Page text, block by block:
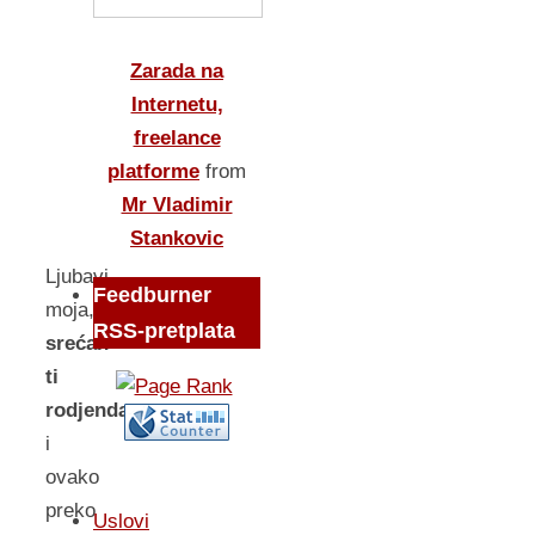
Ljubavi
moja,
srećan
ti
rodjendan
i
ovako
preko
Zarada na
Internetu,
freelance
platforme from
Mr Vladimir
Stankovic
Feedburner
RSS-pretplata
Uslovi